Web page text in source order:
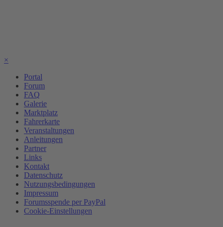
×
Portal
Forum
FAQ
Galerie
Marktplatz
Fahrerkarte
Veranstaltungen
Anleitungen
Partner
Links
Kontakt
Datenschutz
Nutzungsbedingungen
Impressum
Forumsspende per PayPal
Cookie-Einstellungen